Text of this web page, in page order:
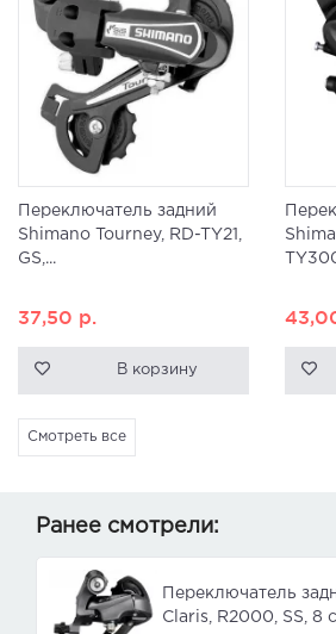
Переключатель задний
Shimano Tourney, RD-TY21,
GS,...
37,50 р.
В корзину
Смотреть все
Ранее смотрели:
Переключатель
Claris, R2000, SS, 8